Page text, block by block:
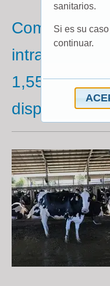
intravaginal
1,55 g en
dispositivo
sanitarios.
Si es su
continuar.